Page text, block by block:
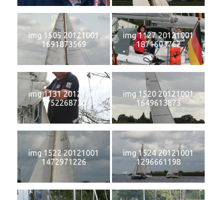
img 1505 20121001
1691873569
img 1127 20121001
1871603762
img 1131 20121001
1752268730
img 1520 20121001
1649613873
img 1522 20121001
1472971226
img 1524 20121001
1296661198